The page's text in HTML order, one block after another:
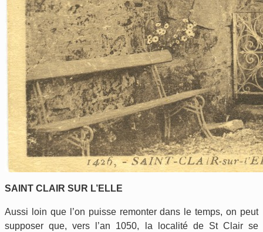
SAINT CLAIR SUR L’ELLE
Aussi loin que l’on puisse remonter dans le temps, on peut
supposer que, vers l’an 1050, la localité de St Clair se